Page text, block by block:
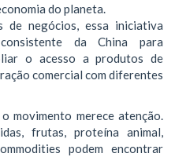
do planeta.
negócios, essa iniciativa
da China para
o acesso a produtos de
comercial com diferentes
movimento merece atenção.
frutas, proteína animal,
podem encontrar